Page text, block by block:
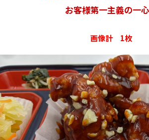
お客様第一主義の一
画像計 1枚